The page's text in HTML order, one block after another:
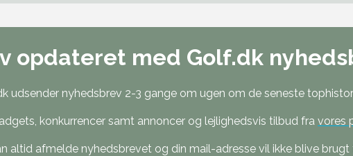
opdateret med Golf.dk
udsender nyhedsbrev 2-3 gange om ugen om de seneste
konkurrencer samt annoncer og lejlighedsvis tilbud fra vores
altid afmelde nyhedsbrevet og din mail-adresse vil ikke blive brugt